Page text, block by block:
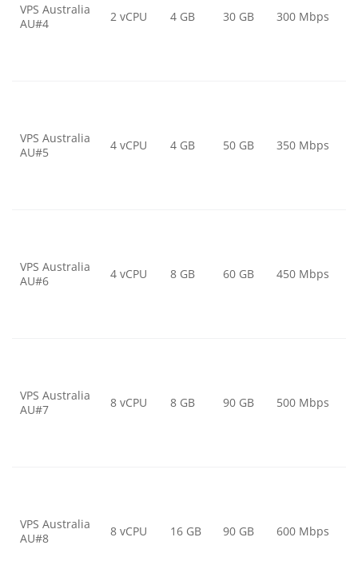
VPS Australia
AU#4
2 vCPU 4 GB 30 GB 300 Mbps
VPS Australia
AU#5
4 vCPU 4 GB 50 GB 350 Mbps
VPS Australia
AU#6
4 vCPU 8 GB 60 GB 450 Mbps
VPS Australia
AU#7
8 vCPU 8 GB 90 GB 500 Mbps
VPS Australia
AU#8
8 vCPU 16 GB 90 GB 600 Mbps